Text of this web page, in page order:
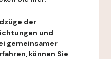
der
und
gemeinsamer
können Sie